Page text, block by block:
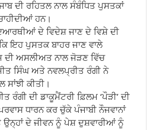
ਦੀ ਰਹਿਤਲ ਨਾਲ ਸੰਬੰਧਿਤ ਪੁਸਤਕਾਂ
ਹਨ।
ਦੇ ਵਿਦੇਸ਼ ਜਾਣ ਦੇ ਵਿਸ਼ੇ ਦੀ
ਇਹ ਪੁਸਤਕ ਬਾਹਰ ਜਾਣ ਵਾਲੇ
ਦੀ ਅਸਲੀਅਤ ਨਾਲ ਜੋੜਣ ਵਿੱਚ
ਸਿੰਘ ਅਤੇ ਨਵਲਪ੍ਰੀਤ ਰੰਗੀ ਨੇ
ਕੀਤੀ।
ਰੰਗੀ ਦੀ ਡਾਕੂਮੈਂਟਰੀ ਫ਼ਿਲਮ ‘ਪੌੜੀ’ ਦੀ
ਧਾਰਨ ਕਰ ਚੁੱਕੇ ਪੰਜਾਬੀ ਨੌਜਵਾਨਾਂ
ਦੇ ਜੀਵਨ ਨੂੰ ਪੇਸ਼ ਦੁਸ਼ਵਾਰੀਆਂ ਨੂੰ